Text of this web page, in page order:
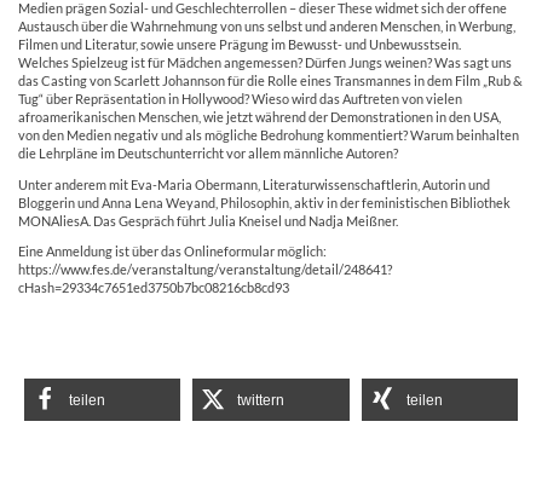
Medien prägen Sozial- und Geschlechterrollen – dieser These widmet sich der offene
Austausch über die Wahrnehmung von uns selbst und anderen Menschen, in Werbung,
Filmen und Literatur, sowie unsere Prägung im Bewusst- und Unbewusstsein.
Welches Spielzeug ist für Mädchen angemessen? Dürfen Jungs weinen? Was sagt uns
das Casting von Scarlett Johannson für die Rolle eines Transmannes in dem Film „Rub &
Tug“ über Repräsentation in Hollywood? Wieso wird das Auftreten von vielen
afroamerikanischen Menschen, wie jetzt während der Demonstrationen in den USA,
von den Medien negativ und als mögliche Bedrohung kommentiert? Warum beinhalten
die Lehrpläne im Deutschunterricht vor allem männliche Autoren?
Unter anderem mit Eva-Maria Obermann, Literaturwissenschaftlerin, Autorin und
Bloggerin und Anna Lena Weyand, Philosophin, aktiv in der feministischen Bibliothek
MONAliesA. Das Gespräch führt Julia Kneisel und Nadja Meißner.
Eine Anmeldung ist über das Onlineformular möglich:
https://www.fes.de/veranstaltung/veranstaltung/detail/248641?
cHash=29334c7651ed3750b7bc08216cb8cd93
teilen twittern teilen